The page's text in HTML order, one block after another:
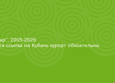
2005-2026
ссылка на Кубань курортобязательна.